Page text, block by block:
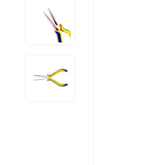
serra copo